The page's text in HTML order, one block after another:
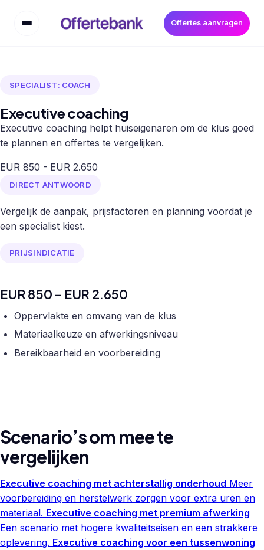
Offertes aanvragen
SPECIALIST: COACH
Executive coaching
Executive coaching helpt huiseigenaren om de klus goed
te plannen en offertes te vergelijken.
EUR 850 - EUR 2.650
DIRECT ANTWOORD
Vergelijk de aanpak, prijsfactoren en planning voordat je
een specialist kiest.
PRIJSINDICATIE
EUR 850 - EUR 2.650
Oppervlakte en omvang van de klus
Materiaalkeuze en afwerkingsniveau
Bereikbaarheid en voorbereiding
Scenario’s om mee te
vergelijken
Executive coaching met achterstallig onderhoud Meer
voorbereiding en herstelwerk zorgen voor extra uren en
materiaal. Executive coaching met premium afwerking
Een scenario met hogere kwaliteitseisen en een strakkere
oplevering. Executive coaching voor een tussenwoning